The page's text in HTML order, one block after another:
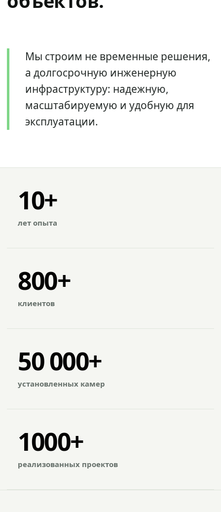
Мы строим не временные решения,
а долгосрочную инженерную
инфраструктуру: надежную,
масштабируемую и удобную для
эксплуатации.
10+
лет опыта
800+
клиентов
50 000+
установленных камер
1000+
реализованных проектов